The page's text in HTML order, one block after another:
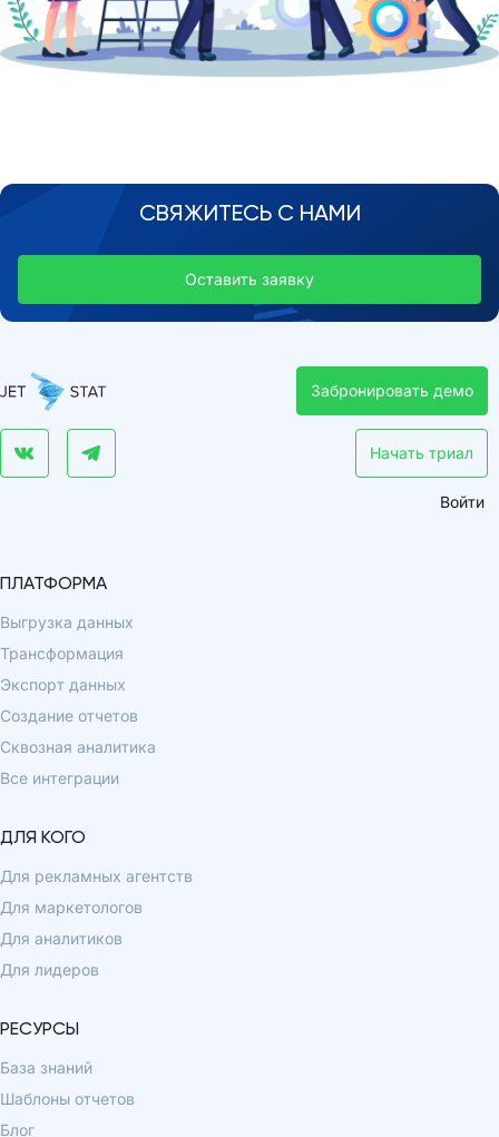
СВЯЖИТЕСЬ С НАМИ
Оставить заявку
Забронировать демо
Начать триал
Войти
ПЛАТФОРМА
Выгрузка данных
Трансформация
Экспорт данных
Создание отчетов
Сквозная аналитика
Все интеграции
ДЛЯ КОГО
Для рекламных агентств
Для маркетологов
Для аналитиков
Для лидеров
РЕСУРСЫ
База знаний
Шаблоны отчетов
Блог